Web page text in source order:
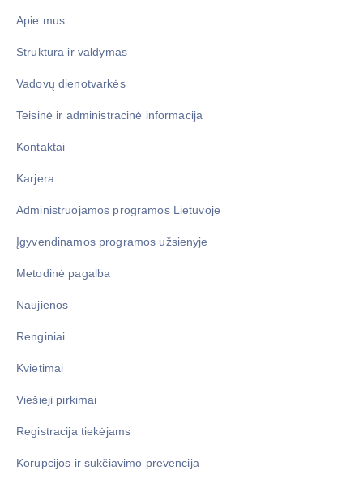
Apie mus
Struktūra ir valdymas
Vadovų dienotvarkės
Teisinė ir administracinė informacija
Kontaktai
Karjera
Administruojamos programos Lietuvoje
Įgyvendinamos programos užsienyje
Metodinė pagalba
Naujienos
Renginiai
Kvietimai
Viešieji pirkimai
Registracija tiekėjams
Korupcijos ir sukčiavimo prevencija